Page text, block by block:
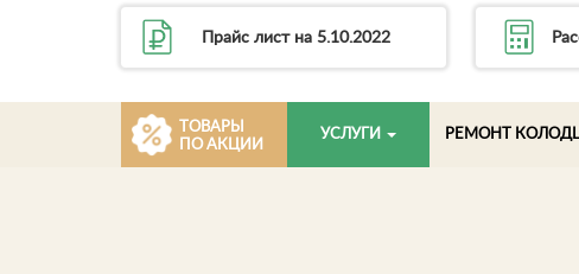
Прайс лист на 5.10.2022
ТОВАРЫ
ПО АКЦИИ
УСЛУГИ РЕМОНТ